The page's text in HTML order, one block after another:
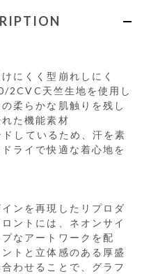
にくく型崩れしにく
2CVC天竺生地を使用し
柔らかな肌触りを残し
た機能素材
しているため、汗を素
ライで快適な着心地を
ンを再現したリプロダ
ントには、ネオンサイ
なアートワークを配
トと立体感のある厚盛
わせることで、グラフ